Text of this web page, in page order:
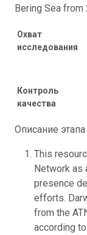
Bering Sea
Охват
исследования
Контроль
качества
Описание
This
Network as
presence
efforts.
from the
according